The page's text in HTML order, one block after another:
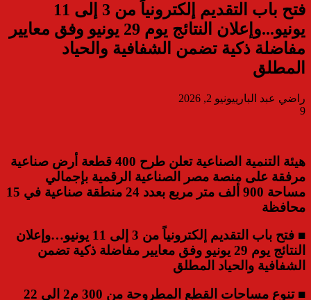
فتح باب التقديم إلكترونياً من 3 إلى 11
يونيو...وإعلان النتائج يوم 29 يونيو وفق معايير
مفاضلة ذكية تضمن الشفافية والحياد
المطلق
راضي عبد البارييونيو 2, 2026
9
هيئة التنمية الصناعية تعلن طرح 400 قطعة أرض صناعية
مرفقة على منصة مصر الصناعية الرقمية بإجمالي
مساحة 900 ألف متر مربع بعدد 24 منطقة صناعية في 15
محافظة
■ فتح باب التقديم إلكترونياً من 3 إلى 11 يونيو…وإعلان
النتائج يوم 29 يونيو وفق معايير مفاضلة ذكية تضمن
الشفافية والحياد المطلق
■ تنوع مساحات القطع المطروحة من 300 م2 الى 22